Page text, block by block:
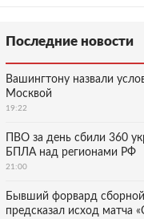
Последние новости
Вашингтону назвали
Москвой
19:22
ПВО за день сбили 360
БПЛА над регионами РФ
21:00
Бывший форвард
предсказал исход матча